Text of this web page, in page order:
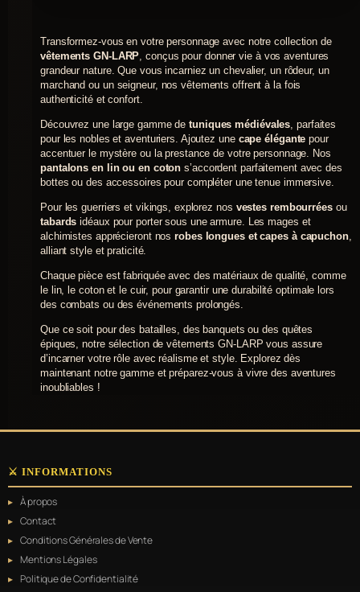
variations.
Les
options
peuvent
être
sur
page
du
Transformez-vous en votre personnage avec notre collection de
vêtements GN-LARP, conçus pour donner vie à vos aventures
grandeur nature. Que vous incarniez un chevalier, un rôdeur, un
marchand ou un seigneur, nos vêtements offrent à la fois
authenticité et confort.
Découvrez une large gamme detuniques médiévales, parfaites
pour les nobles et aventuriers. Ajoutez une cape élégante pour
accentuer le mystère ou la prestance de votre personnage. Nos
pantalons en lin ou en coton s’accordent parfaitement avec des
bottes ou des accessoires pour compléter une tenue immersive.
Pour les guerriers et vikings, explorez nos vestes rembourréesou
tabards idéaux pour porter sous une armure. Les mages et
alchimistes apprécieront nosrobes longues et capes à capuchon,
alliant style et praticité.
Chaque pièce est fabriquée avec des matériaux de qualité, comme
le lin, le coton et le cuir, pour garantir une durabilité optimale lors
des combats ou des événements prolongés.
Que ce soit pour des batailles, des banquets ou des quêtes
épiques, notre sélection de vêtements GN-LARP vous assure
d’incarner votre rôle avec réalisme et style. Explorez dès
maintenant notre gamme et préparez-vous à vivre des aventures
inoubliables !
⚔️ INFORMATIONS
À propos
Contact
Conditions Générales de Vente
Mentions Légales
Politique de Confidentialité